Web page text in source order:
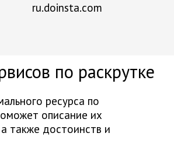
ru.doinsta.com
по раскрутке
ресурса по
описание их
также достоинств и